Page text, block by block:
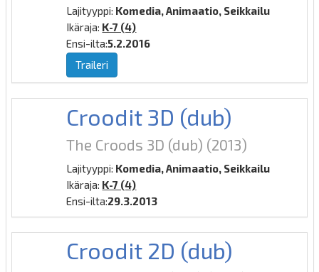
Lajityyppi: Komedia, Animaatio, Seikkailu
Ikäraja: K-7 (4)
Ensi-ilta:5.2.2016
Traileri
Croodit 3D (dub)
The Croods 3D (dub) (2013)
Lajityyppi: Komedia, Animaatio, Seikkailu
Ikäraja: K-7 (4)
Ensi-ilta:29.3.2013
Croodit 2D (dub)